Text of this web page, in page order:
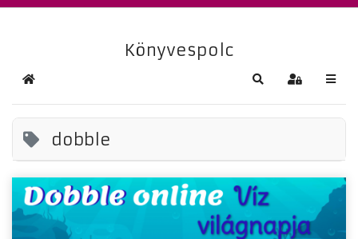
Könyvespolc
Kezdőlap Keresés
dobble